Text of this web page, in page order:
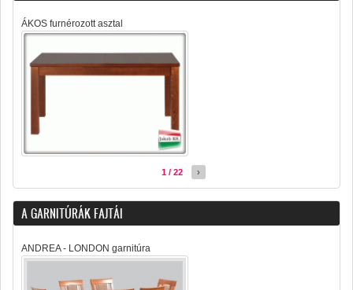
ÁKOS furnérozott asztal
1 / 22 ›
A GARNITÚRÁK FAJTÁI
ANDREA - LONDON garnitúra